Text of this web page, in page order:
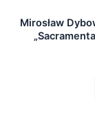
Mirosław